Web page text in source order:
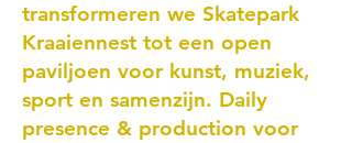
transformeren we Skatepark
Kraaiennest tot een open
paviljoen voor kunst, muziek,
sport en samenzijn. Daily
presence & production voor